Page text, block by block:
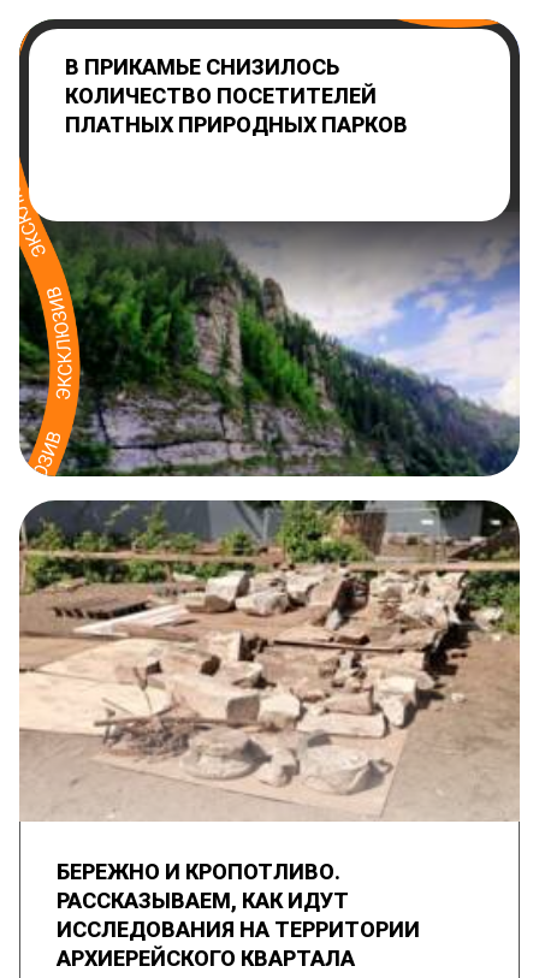
В ПРИКАМЬЕ СНИЗИЛОСЬ
КОЛИЧЕСТВО ПОСЕТИТЕЛЕЙ
ПЛАТНЫХ ПРИРОДНЫХ ПАРКОВ
БЕРЕЖНО И КРОПОТЛИВО.
РАССКАЗЫВАЕМ, КАК ИДУТ
ИССЛЕДОВАНИЯ НА ТЕРРИТОРИИ
АРХИЕРЕЙСКОГО КВАРТАЛА